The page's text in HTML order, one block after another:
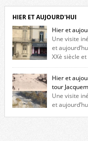
l’histoire de la
retour sur l’histoire […]
HIER ET AUJOURD'HUI
Hier et
Une visite
et
XXè siècle
exactement dans le même
l’avenue Victor Hugo (à
Jules Pinet est inscrite dans
Hier et
tour
Une visite
et